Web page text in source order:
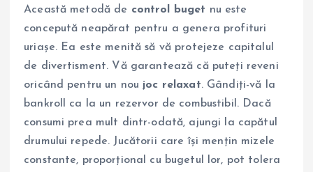
Această metodă de control buget nu este
concepută neapărat pentru a genera profituri
uriașe. Ea este menită să vă protejeze capitalul
de divertisment. Vă garantează că puteți reveni
oricând pentru un nou joc relaxat. Gândiți-vă la
bankroll ca la un rezervor de combustibil. Dacă
consumi prea mult dintr-odată, ajungi la capătul
drumului repede. Jucătorii care își mențin mizele
constante, proporțional cu bugetul lor, pot tolera